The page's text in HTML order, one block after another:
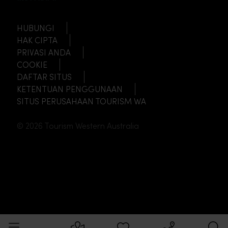
HUBUNGI
HAK CIPTA
PRIVASI ANDA
COOKIE
DAFTAR SITUS
KETENTUAN PENGGUNAAN
SITUS PERUSAHAAN TOURISM WA
© 2026 Tourism Western Australia